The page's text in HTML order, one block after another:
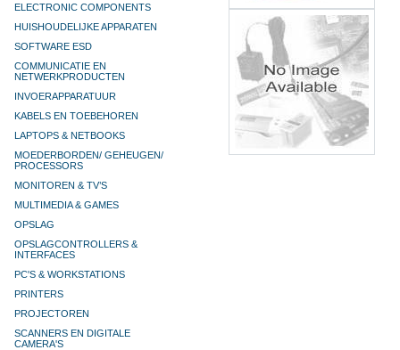
ELECTRONIC COMPONENTS
HUISHOUDELIJKE APPARATEN
SOFTWARE ESD
COMMUNICATIE EN
NETWERKPRODUCTEN
INVOERAPPARATUUR
KABELS EN TOEBEHOREN
LAPTOPS & NETBOOKS
MOEDERBORDEN/ GEHEUGEN/
PROCESSORS
MONITOREN & TV’S
MULTIMEDIA & GAMES
OPSLAG
OPSLAGCONTROLLERS &
INTERFACES
PC'S & WORKSTATIONS
PRINTERS
PROJECTOREN
SCANNERS EN DIGITALE
CAMERA'S